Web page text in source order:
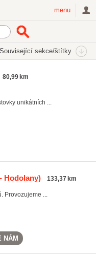
menu
Související sekce/štítky
80,99 km
unikátních ...
Hodolany) 133,37 km
Provozujeme ...
NÁM